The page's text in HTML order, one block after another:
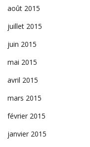
août 2015
juillet 2015
juin 2015
mai 2015
avril 2015
mars 2015
février 2015
janvier 2015